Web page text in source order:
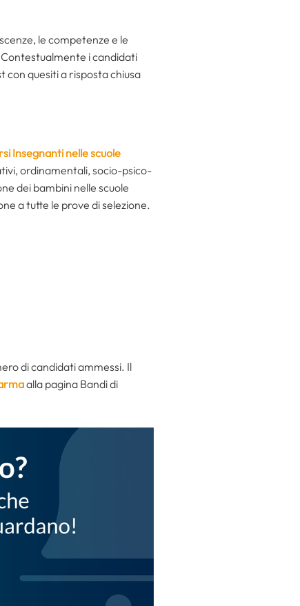
le competenze e le
i candidati
con quesiti a risposta chiusa
Insegnanti nelle scuole
ordinamentali, socio-psico-
dei bambini nelle scuole
a tutte le prove di selezione.
di candidati ammessi. Il
alla pagina Bandi di